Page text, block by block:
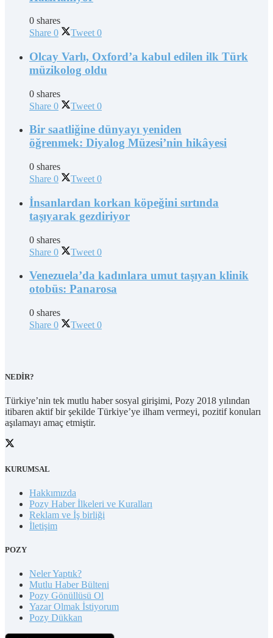
0 shares
Share 0 Tweet 0
Olcay Varlı, Oxford’a kabul edilen ilk Türk
müzikolog oldu
0 shares
Share 0 Tweet 0
Bir saatliğine dünyayı yeniden
öğrenmek: Diyalog Müzesi’nin hikâyesi
0 shares
Share 0 Tweet 0
İnsanlardan korkan köpeğini sırtında
taşıyarak gezdiriyor
0 shares
Share 0 Tweet 0
Venezuela’da kadınlara umut taşıyan klinik
otobüs: Panarosa
0 shares
Share 0 Tweet 0
NEDİR?
Türkiye’nin tek mutlu haber sosyal girişimi, Pozy 2018 yılından
itibaren aktif bir şekilde Türkiye’ye ilham vermeyi, pozitif konuları
aşılamayı amaç etmiştir.
KURUMSAL
Hakkımızda
Pozy Haber İlkeleri ve Kuralları
Reklam ve İş birliği
İletişim
POZY
Neler Yaptık?
Mutlu Haber Bülteni
Pozy Gönüllüsü Ol
Yazar Olmak İstiyorum
Pozy Dükkan